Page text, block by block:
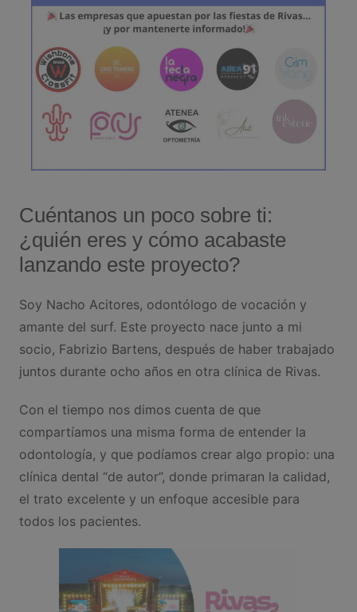
Cuéntanos un poco sobre ti:
¿quién eres y cómo acabaste
lanzando este proyecto?
Soy Nacho Acitores, odontólogo de vocación y
amante del surf. Este proyecto nace junto a mi
socio, Fabrizio Bartens, después de haber trabajado
juntos durante ocho años en otra clínica de Rivas.
Con el tiempo nos dimos cuenta de que
compartíamos una misma forma de entender la
odontología, y que podíamos crear algo propio: una
clínica dental “de autor”, donde primaran la calidad,
el trato excelente y un enfoque accesible para
todos los pacientes.